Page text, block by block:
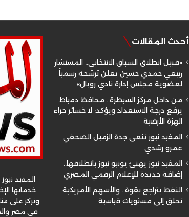
أحدث المقالات
«قبيل انطلاق السباق الانتخابي.. المستشار
ربيعي حمدي حسين يعلن ترشحه رسمياً
لعضوية مجلس إدارة نادي رويال»
من داخل مركز السيطرة.. محافظ دمياط
يرفع درجة الاستعداد ويؤكد: لا خسائر جراء
الهزة الأرضية
المفيد نيوز تنعى جدة الزميل الصحفي
عمرو رشدي
المفيد نيوز يهنئ يونيو نيوز بانطلاقها..
إضافة جديدة للإعلام الرقمي المصري
النفط يتراجع بقوة.. والأسهم الأمريكية
تحلق إلى مستويات قياسية
المفيد
خدماتها
وتركز على
في مصر